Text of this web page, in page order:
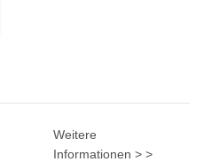
Weitere
Informationen > >